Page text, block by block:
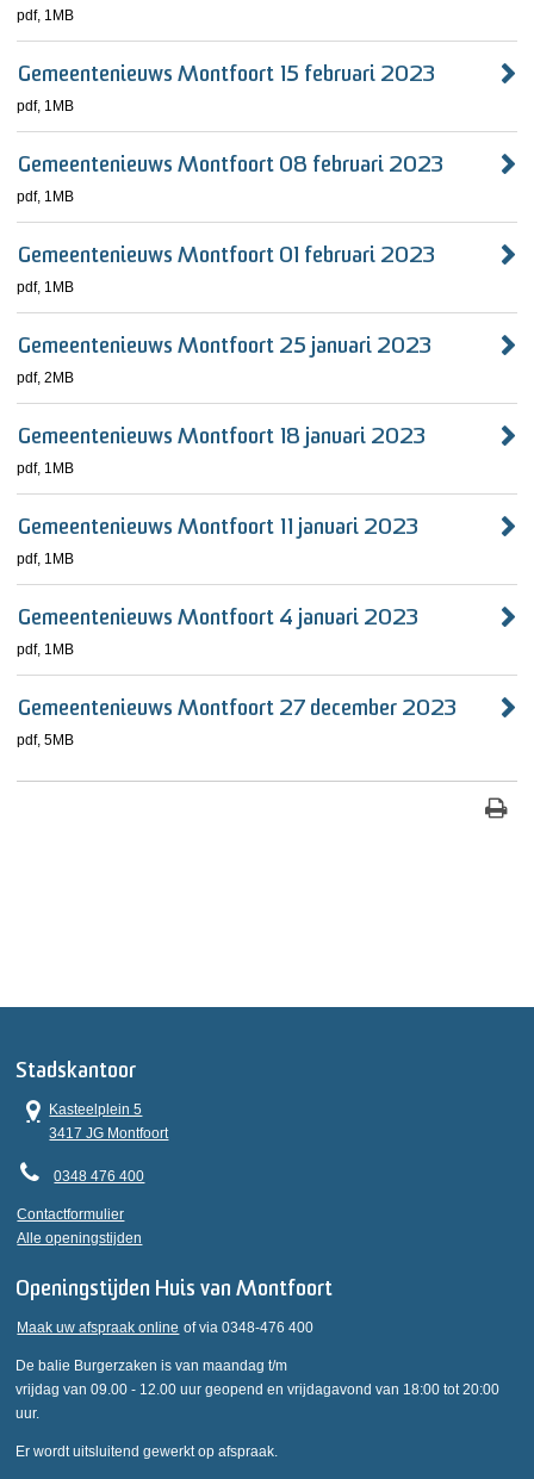
pdf, 1MB
Gemeentenieuws Montfoort 15 februari 2023
pdf, 1MB
Gemeentenieuws Montfoort 08 februari 2023
pdf, 1MB
Gemeentenieuws Montfoort 01 februari 2023
pdf, 1MB
Gemeentenieuws Montfoort 25 januari 2023
pdf, 2MB
Gemeentenieuws Montfoort 18 januari 2023
pdf, 1MB
Gemeentenieuws Montfoort 11 januari 2023
pdf, 1MB
Gemeentenieuws Montfoort 4 januari 2023
pdf, 1MB
Gemeentenieuws Montfoort 27 december 2023
pdf, 5MB
Stadskantoor
Kasteelplein 5
3417 JG Montfoort
0348 476 400
Contactformulier
Alle openingstijden
Openingstijden Huis van Montfoort
Maak uw afspraak online of via 0348-476 400
De balie Burgerzaken is van maandag t/m
vrijdag van 09.00 - 12.00 uur geopend en vrijdagavond van 18:00 tot 20:00
uur.
Er wordt uitsluitend gewerkt op afspraak.